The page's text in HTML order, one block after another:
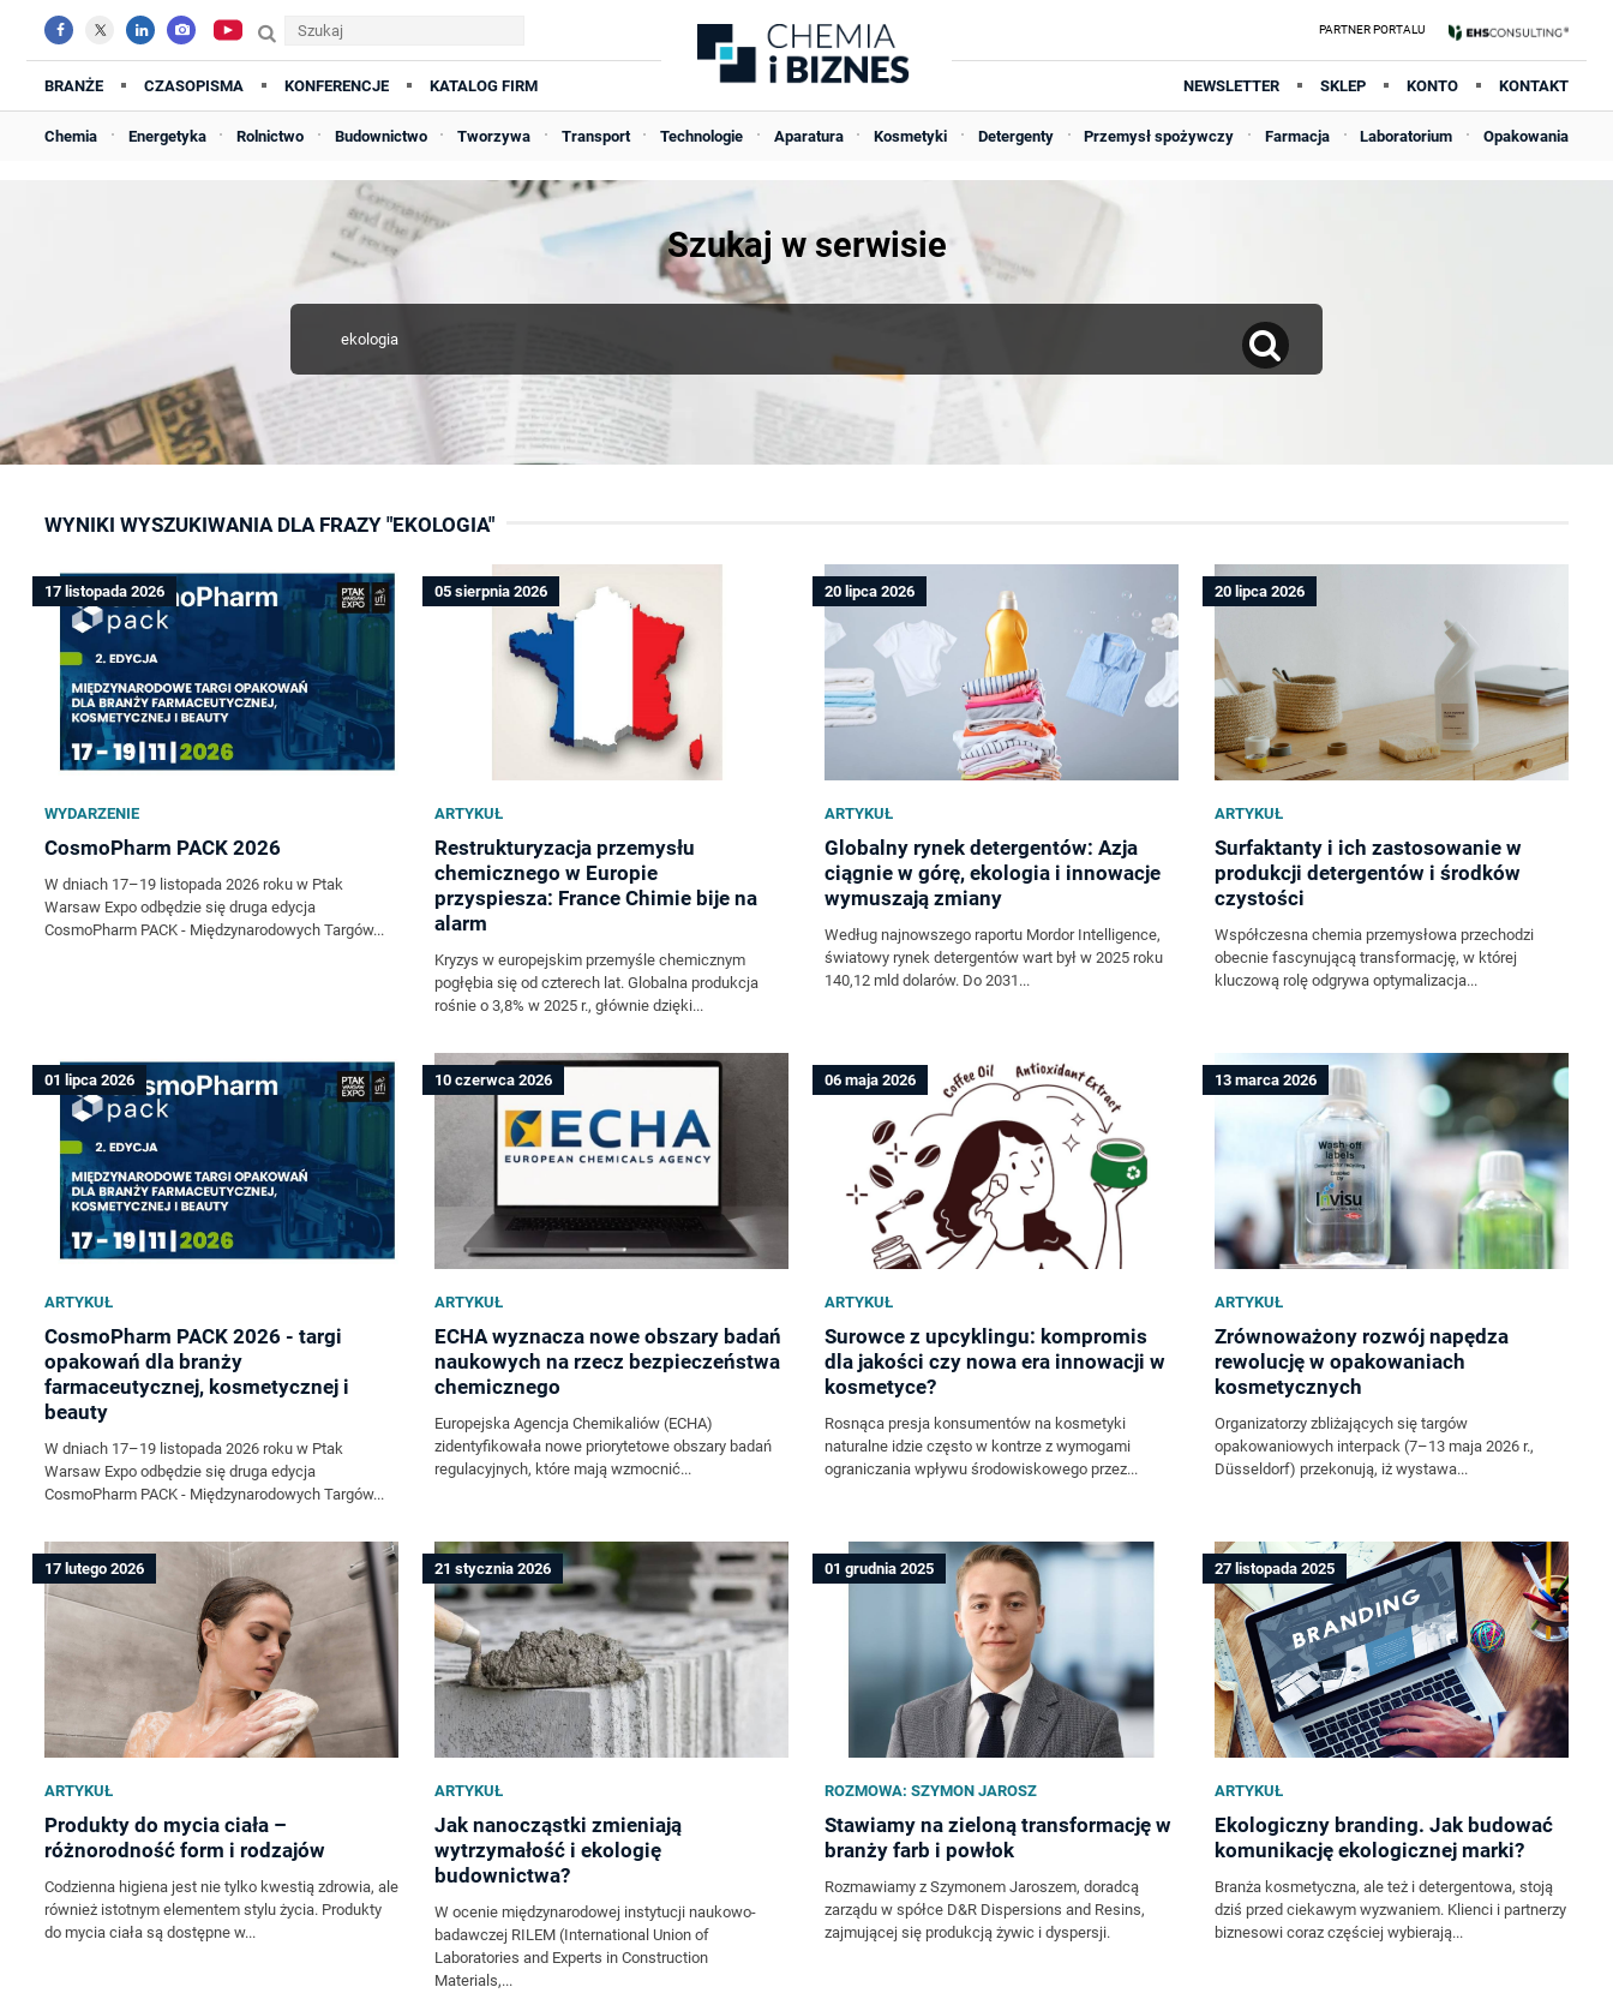
BRANŻE CZASOPISMA KONFERENCJE KATALOG FIRM NEWSLETTER SKLEP KONTO KONTAKT
Chemia Energetyka Rolnictwo Budownictwo Tworzywa Transport Technologie Aparatura Kosmetyki Detergenty Przemysł spożywczy Farmacja Laboratorium Opakowania
Szukaj w serwisie
WYNIKI WYSZUKIWANIA DLA FRAZY "EKOLOGIA"
17 listopada 2026
WYDARZENIE
CosmoPharm PACK 2026
W dniach 17–19 listopada 2026 roku w Ptak
Warsaw Expo odbędzie się druga edycja
CosmoPharm PACK - Międzynarodowych Targów...
05 sierpnia 2026
ARTYKUŁ
Restrukturyzacja przemysłu
chemicznego w Europie
przyspiesza: France Chimie bije na
alarm
Kryzys w europejskim przemyśle chemicznym
pogłębia się od czterech lat. Globalna produkcja
rośnie o 3,8% w 2025 r., głównie dzięki...
20 lipca 2026
ARTYKUŁ
Globalny rynek detergentów: Azja
ciągnie w górę, ekologia i innowacje
wymuszają zmiany
Według najnowszego raportu Mordor Intelligence,
światowy rynek detergentów wart był w 2025 roku
140,12 mld dolarów. Do 2031...
20 lipca 2026
ARTYKUŁ
Surfaktanty i ich zastosowanie w
produkcji detergentów i środków
czystości
Współczesna chemia przemysłowa przechodzi
obecnie fascynującą transformację, w której
kluczową rolę odgrywa optymalizacja...
01 lipca 2026
ARTYKUŁ
CosmoPharm PACK 2026 - targi
opakowań dla branży
farmaceutycznej, kosmetycznej i
beauty
W dniach 17–19 listopada 2026 roku w Ptak
Warsaw Expo odbędzie się druga edycja
CosmoPharm PACK - Międzynarodowych Targów...
10 czerwca 2026
ARTYKUŁ
ECHA wyznacza nowe obszary badań
naukowych na rzecz bezpieczeństwa
chemicznego
Europejska Agencja Chemikaliów (ECHA)
zidentyfikowała nowe priorytetowe obszary badań
regulacyjnych, które mają wzmocnić...
06 maja 2026
ARTYKUŁ
Surowce z upcyklingu: kompromis
dla jakości czy nowa era innowacji w
kosmetyce?
Rosnąca presja konsumentów na kosmetyki
naturalne idzie często w kontrze z wymogami
ograniczania wpływu środowiskowego przez...
13 marca 2026
ARTYKUŁ
Zrównoważony rozwój napędza
rewolucję w opakowaniach
kosmetycznych
Organizatorzy zbliżających się targów
opakowaniowych interpack (7–13 maja 2026 r.,
Düsseldorf) przekonują, iż wystawa...
17 lutego 2026
ARTYKUŁ
Produkty do mycia ciała –
różnorodność form i rodzajów
Codzienna higiena jest nie tylko kwestią zdrowia, ale
również istotnym elementem stylu życia. Produkty
do mycia ciała są dostępne w...
21 stycznia 2026
ARTYKUŁ
Jak nanocząstki zmieniają
wytrzymałość i ekologię
budownictwa?
W ocenie międzynarodowej instytucji naukowo-
badawczej RILEM (International Union of
Laboratories and Experts in Construction
Materials,...
01 grudnia 2025
ROZMOWA: SZYMON JAROSZ
Stawiamy na zieloną transformację w
branży farb i powłok
Rozmawiamy z Szymonem Jaroszem, doradcą
zarządu w spółce D&R Dispersions and Resins,
zajmującej się produkcją żywic i dyspersji.
27 listopada 2025
ARTYKUŁ
Ekologiczny branding. Jak budować
komunikację ekologicznej marki?
Branża kosmetyczna, ale też i detergentowa, stoją
dziś przed ciekawym wyzwaniem. Klienci i partnerzy
biznesowi coraz częściej wybierają...